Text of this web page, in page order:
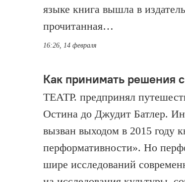
языке книга вышла в
прочитан­ная…
16:26, 14 февраля
Как принимать решения
ТЕАТР. предпринял
Остина до Джудит Батлер.
вызван выходом в 2015 году
перформативности». Но
шире исследований